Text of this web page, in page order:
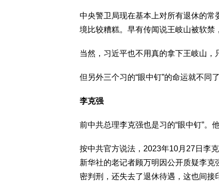
中央警卫局现在基本上对所有退休的常
境比较糟糕。早有传闻说王岐山被软禁
当然，习近平也不用真的拿下王岐山，
但另外三个习的“眼中钉”的命运就不同了
李克强
前中共总理李克强也是习的“眼中钉”。
按中共官方说法，2023年10月27日李
新华社的老记者顾万明因公开质疑李克
密判刑，还失去了退休待遇，这也间接